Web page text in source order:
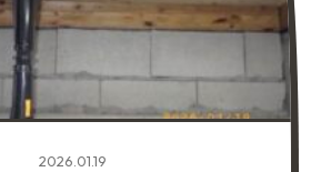
2026.01.19